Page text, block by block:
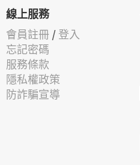
線上服務
會員註冊 / 登入
忘記密碼
服務條款
隱私權政策
防詐騙宣導